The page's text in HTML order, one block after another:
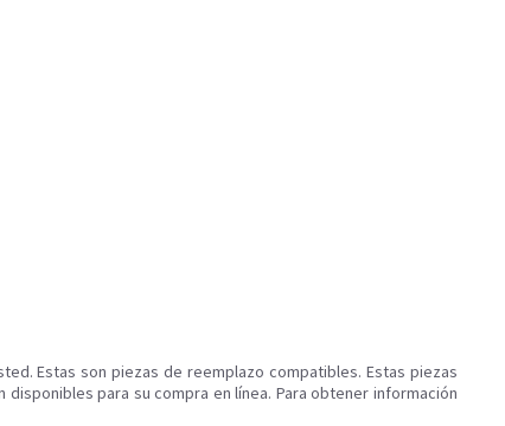
Estas son piezas de reemplazo compatibles. Estas piezas
para su compra en línea. Para obtener información